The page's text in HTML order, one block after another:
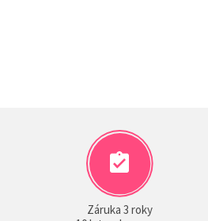
Záruka 3 roky